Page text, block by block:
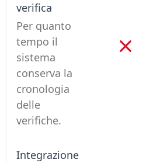
verifica
Per quanto
tempo il
sistema
conserva la
cronologia
delle
verifiche.
Integrazione